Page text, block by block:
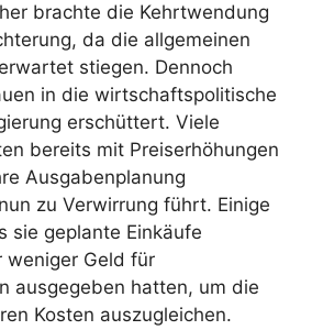
brachte die Kehrtwendung
da die allgemeinen
stiegen. Dennoch
in die wirtschaftspolitische
erschüttert. Viele
bereits mit Preiserhöhungen
Ausgabenplanung
zu Verwirrung führt. Einige
sie geplante Einkäufe
weniger Geld für
ausgegeben hatten, um die
Kosten auszugleichen.